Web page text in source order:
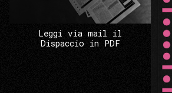
Leggi via mail il
Dispaccio in PDF